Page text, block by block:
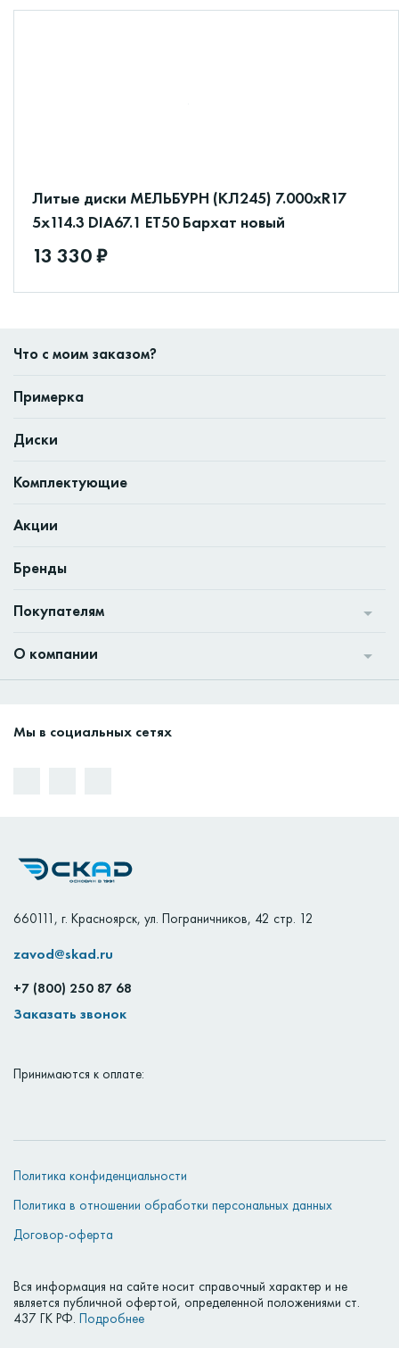
Литые диски МЕЛЬБУРН (КЛ245) 7.000xR17
5x114.3 DIA67.1 ET50 Бархат новый
13 330 ₽
660111 , г. Красноярск, ул. Пограничников, 42 стр. 12
zavod@skad.ru
+7 (800) 250 87 68
Заказать звонок
Что с моим заказом?
Примерка
Диски
Комплектующие
Акции
Бренды
Покупателям
О компании
Мы в социальных сетях
Принимаются к оплате:
Политика конфиденциальности
Политика в отношении обработки персональных данных
Договор-оферта
Вся информация на сайте носит справочный характер и не
является публичной офертой, определенной положениями ст.
437 ГК РФ. Подробнее